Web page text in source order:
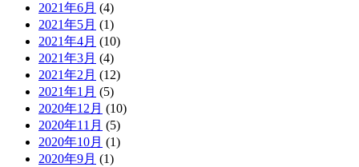
2021年6月 (4)
2021年5月 (1)
2021年4月 (10)
2021年3月 (4)
2021年2月 (12)
2021年1月 (5)
2020年12月 (10)
2020年11月 (5)
2020年10月 (1)
2020年9月 (1)